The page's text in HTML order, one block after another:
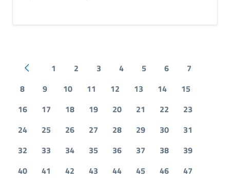
Pagina precedente
1 2 3 4 5 6
7
8
9 10 11 12 13 14
15
16
17 18 19 20 21 22
23
24
25 26 27 28 29 30
31
32
33 34 35 36 37 38
39
40
41 42 43 44 45 46
47